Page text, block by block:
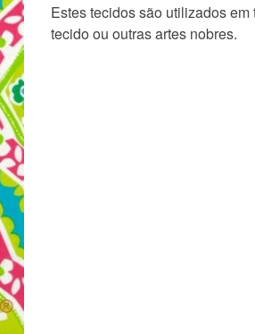
Estes tecidos são utilizados
tecido ou outras artes nobres.